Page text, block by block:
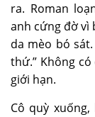
ra. Roman
anh cứng đờ vì
da mèo bó
thứ.” Không
giới hạn.
Cô quỳ